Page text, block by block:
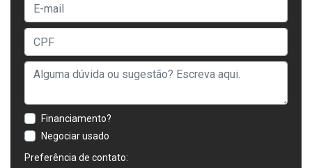
Financiamento?
Negociar usado
Preferência de contato: